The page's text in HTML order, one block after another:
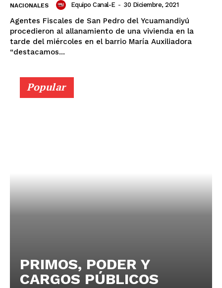
NACIONALES Equipo Canal-E - 30 Diciembre, 2021
Agentes Fiscales de San Pedro del Ycuamandiyú
procedieron al allanamiento de una vivienda en la
tarde del miércoles en el barrio María Auxiliadora
“destacamos...
Popular
PRIMOS, PODER Y
CARGOS PÚBLICOS